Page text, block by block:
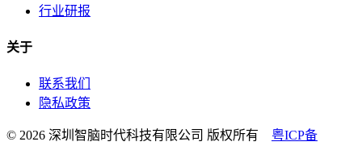
行业研报
关于
联系我们
隐私政策
© 2026 深圳智脑时代科技有限公司 版权所有 粤ICP备